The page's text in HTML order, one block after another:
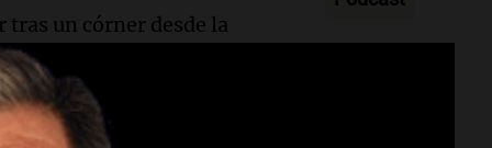
un córner desde la
a Maxime Crépeau
pero